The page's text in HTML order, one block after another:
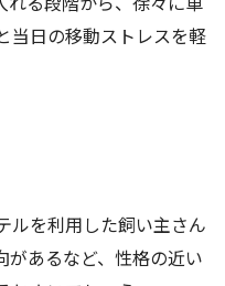
当日の移動ストレスを軽
ルを利用した飼い主さん
があるなど、性格の近い